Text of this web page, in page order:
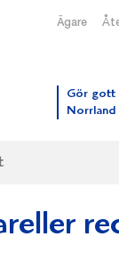
Ägare
Gör gott
Norrland